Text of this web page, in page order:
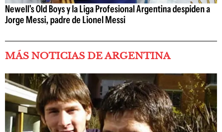
Newell's Old Boys y la Liga Profesional Argentina despiden a
Jorge Messi, padre de Lionel Messi
MÁS NOTICIAS DE ARGENTINA